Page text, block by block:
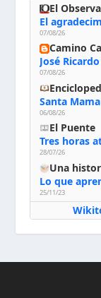
El
07/08/26
Camino
07/08/26
06/08/26
El Puente
Tres horas
28/07/26
Una
Lo que
25/11/23